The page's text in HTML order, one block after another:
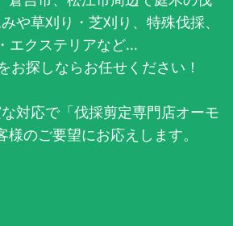
や草刈り・芝刈り、特殊伐採、
エクステリアなど...
お探しならお任せください！
対応で「伐採剪定専門店オーモ
様のご要望にお応えします。